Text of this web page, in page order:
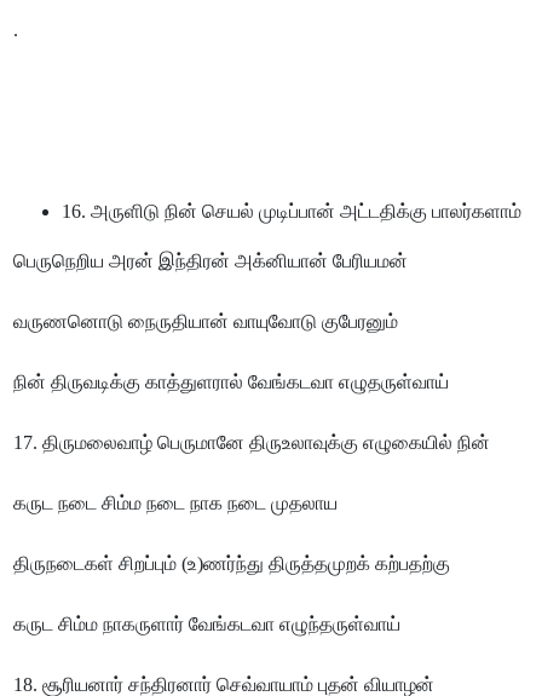
.
16. அருளிடு நின் செயல் முடிப்பான் அட்டதிக்கு பாலர்களாம்
பெருநெறிய அரன் இந்திரன் அக்னியான் பேரியமன்
வருணனொடு நைருதியான் வாயுவோடு குபேரனும்
நின் திருவடிக்கு காத்துளரால் வேங்கடவா எழுதருள்வாய்
17. திருமலைவாழ் பெருமானே திருஉலாவுக்கு எழுகையில் நின்
கருட நடை சிம்ம நடை நாக நடை முதலாய
திருநடைகள் சிறப்பும் (உ)ணர்ந்து திருத்தமுறக் கற்பதற்கு
கருட சிம்ம நாகருளார் வேங்கடவா எழுந்தருள்வாய்
18. சூரியனார் சந்திரனார் செவ்வாயாம் புதன் வியாழன்